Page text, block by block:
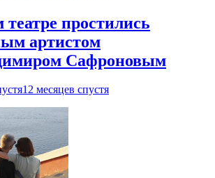
простились
артистом
Сафроновым
12 месяцев спустя